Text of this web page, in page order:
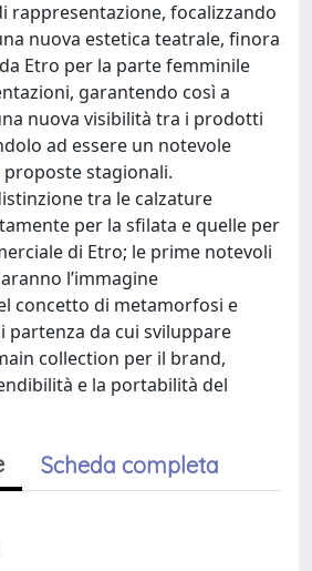
rappresentazione, focalizzando
nuova estetica teatrale, finora
Etro per la parte femminile
garantendo così a
nuova visibilità tra i prodotti
ad essere un notevole
stagionali.
tra le calzature
per la sfilata e quelle per
di Etro; le prime notevoli
l’immagine
concetto di metamorfosi e
partenza da cui sviluppare
collection per il brand,
e la portabilità del
Scheda completa